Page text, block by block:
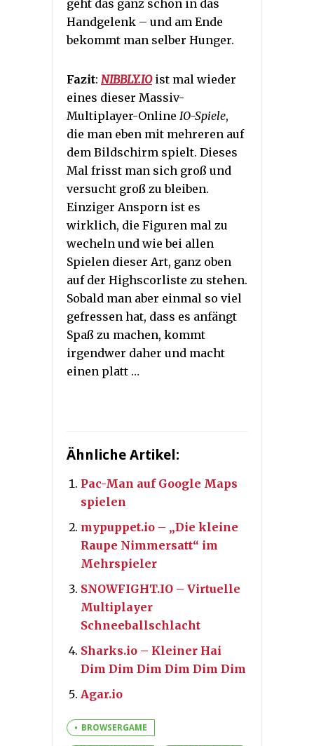
geht das ganz schön in das
Handgelenk – und am Ende
bekommt man selber Hunger.
Fazit: NIBBLY.IOist mal wieder
eines dieser Massiv-
Multiplayer-Online IO-Spiele,
die man eben mit mehreren auf
dem Bildschirm spielt. Dieses
Mal frisst man sich groß und
versucht groß zu bleiben.
Einziger Ansporn ist es
wirklich, die Figuren mal zu
wecheln und wie bei allen
Spielen dieser Art, ganz oben
auf der Highscorliste zu stehen.
Sobald man aber einmal so viel
gefressen hat, dass es anfängt
Spaß zu machen, kommt
irgendwer daher und macht
einen platt …
Ähnliche Artikel:
Pac-Man auf Google Maps
spielen
mypuppet.io – „Die kleine
Raupe Nimmersatt“ im
Mehrspieler
SNOWFIGHT.IO – Virtuelle
Multiplayer
Schneeballschlacht
Sharks.io – Kleiner Hai
Dim Dim Dim Dim Dim Dim
Agar.io
BROWSERGAME